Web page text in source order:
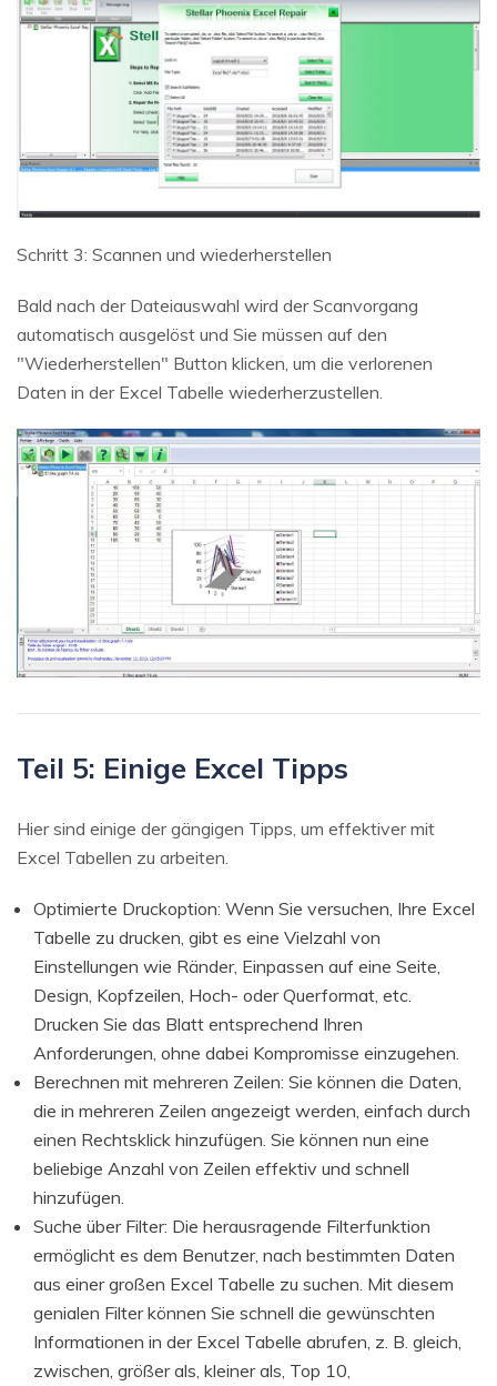
Schritt 3: Scannen und wiederherstellen
Bald nach der Dateiauswahl wird der Scanvorgang
automatisch ausgelöst und Sie müssen auf den
"Wiederherstellen" Button klicken, um die verlorenen
Daten in der Excel Tabelle wiederherzustellen.
Teil 5: Einige Excel Tipps
Hier sind einige der gängigen Tipps, um effektiver mit
Excel Tabellen zu arbeiten.
Optimierte Druckoption: Wenn Sie versuchen, Ihre Excel
Tabelle zu drucken, gibt es eine Vielzahl von
Einstellungen wie Ränder, Einpassen auf eine Seite,
Design, Kopfzeilen, Hoch- oder Querformat, etc.
Drucken Sie das Blatt entsprechend Ihren
Anforderungen, ohne dabei Kompromisse einzugehen.
Berechnen mit mehreren Zeilen: Sie können die Daten,
die in mehreren Zeilen angezeigt werden, einfach durch
einen Rechtsklick hinzufügen. Sie können nun eine
beliebige Anzahl von Zeilen effektiv und schnell
hinzufügen.
Suche über Filter: Die herausragende Filterfunktion
ermöglicht es dem Benutzer, nach bestimmten Daten
aus einer großen Excel Tabelle zu suchen. Mit diesem
genialen Filter können Sie schnell die gewünschten
Informationen in der Excel Tabelle abrufen, z. B. gleich,
zwischen, größer als, kleiner als, Top 10,